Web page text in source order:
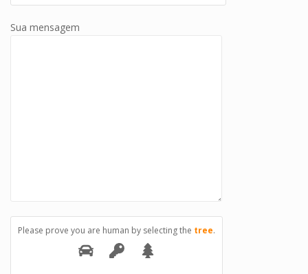
Sua mensagem
Please prove you are human by selecting the tree.